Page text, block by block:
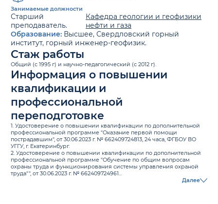
Занимаемые должности
Старший
преподаватель.
Кафедра геологии и геофизики
нефти и газа
Образование: Высшее, Свердловский горный
институт, горный инженер-геофизик.
Стаж работы
Общий (с 1995 г) и научно-педагогический (с 2012 г).
Информация о повышении
квалификации и
профессиональной
переподготовке
1. Удостоверение о повышении квалификации по дополнительной
профессиональной программе "Оказание первой помощи
пострадавшим", от 30.06.2023 г. № 662409724813, 24 часа, ФГБОУ ВО
УГГУ, г. Екатеринбург.
2. Удостоверение о повышении квалификации по дополнительной
профессиональной программе "Обучение по общим вопросам
охраны труда и функционирования системы управления охраной
труда"", от 30.06.2023 г. № 662409724961...
Далее